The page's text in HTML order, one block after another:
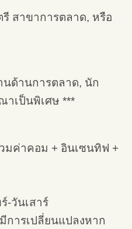
สาขาการตลาด, หรือ
นด้านการตลาด, นัก
าเป็นพิเศษ ***
วมค่าคอม + อินเซนทิฟ +
-วันเสาร์
การเปลี่ยนแปลงหาก